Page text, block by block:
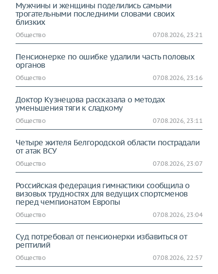
Мужчины и женщины поделились самыми
трогательными последними словами своих
близких
Общество 07.08.2026, 23:21
Пенсионерке по ошибке удалили часть половых
органов
Общество 07.08.2026, 23:16
Доктор Кузнецова рассказала о методах
уменьшения тяги к сладкому
Общество 07.08.2026, 23:11
Четыре жителя Белгородской области пострадали
от атак ВСУ
Общество 07.08.2026, 23:07
Российская федерация гимнастики сообщила о
визовых трудностях для ведущих спортсменов
перед чемпионатом Европы
Общество 07.08.2026, 23:04
Суд потребовал от пенсионерки избавиться от
рептилий
Общество 07.08.2026, 22:57